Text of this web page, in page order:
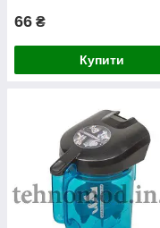
66 ₴
Купити